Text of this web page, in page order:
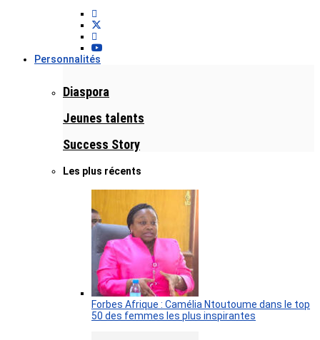
Personnalités
Diaspora
Jeunes talents
Success Story
Les plus récents
Forbes Afrique : Camélia Ntoutoume dans le top
50 des femmes les plus inspirantes